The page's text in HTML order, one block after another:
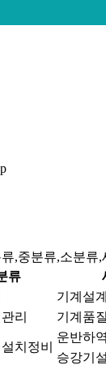
,중분류,소분류,
류
기계설
리 기계품
치정비
운반하
승강기